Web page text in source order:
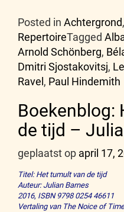
Posted in Achtergrond,
RepertoireTagged
Arnold Schönberg,
Dmitri Sjostakovitsj,
Ravel , Paul Hindemith
Boekenblog:
de tijd –
geplaatst op april 17,
Titel: Het tumult van de tijd
Auteur: Julian Barnes
2016, ISBN 9798 0254 46611
Vertaling van The Noice of